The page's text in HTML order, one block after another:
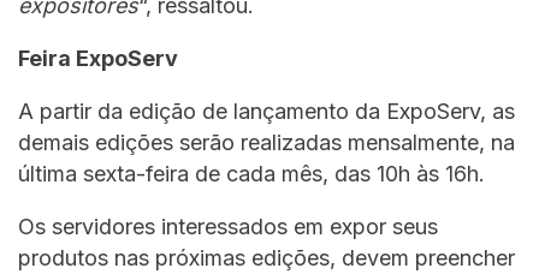
expositores“, ressaltou.
Feira ExpoServ
A partir da edição de lançamento da ExpoServ, as
demais edições serão realizadas mensalmente, na
última sexta-feira de cada mês, das 10h às 16h.
Os servidores interessados em expor seus
produtos nas próximas edições, devem preencher